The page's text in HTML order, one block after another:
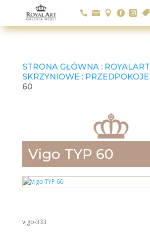
     
STRONA GŁÓWNA: ROYALART
SKRZYNIOWE : PRZEDPOKOJE
60
Vigo TYP 60
vigo-333